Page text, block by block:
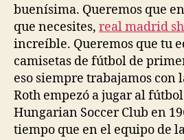
buenísima. Queremos que
que necesites, real madrid
increíble. Queremos que tu
camisetas de fútbol de
eso siempre trabajamos con
Roth empezó a jugar al
Hungarian Soccer Club en
tiempo que en el equipo de